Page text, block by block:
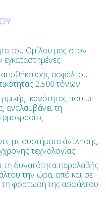
του Ομίλου μας στον
ασφάλτου
2.500 τόνων.
ικανότητας που με
αναλαμβάνει τη
με συστήματα άντλησης,
τεχνολογίας.
τη δυνατότητα παραλαβής
την ώρα, από και σε
τη φόρτωση της ασφάλτου